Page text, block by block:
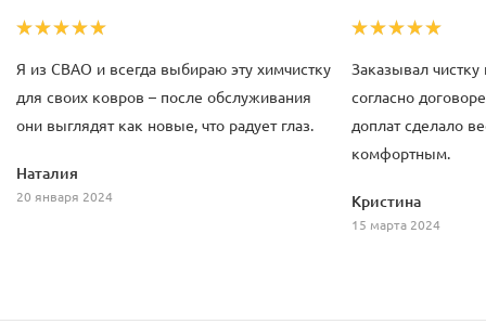
Я из СВАО и всегда выбираю эту химчистку
для своих ковров – после обслуживания
они выглядят как новые, что радует глаз.
Наталия
20 января 2024
Заказывал
согласно
доплат сделало
комфортным.
Кристина
15 марта 2024